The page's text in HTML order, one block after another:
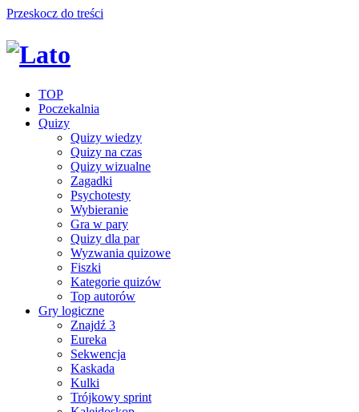
Przeskocz do treści
TOP
Poczekalnia
Quizy
Quizy wiedzy
Quizy na czas
Quizy wizualne
Zagadki
Psychotesty
Wybieranie
Gra w pary
Quizy dla par
Wyzwania quizowe
Fiszki
Kategorie quizów
Top autorów
Gry logiczne
Znajdź 3
Eureka
Sekwencja
Kaskada
Kulki
Trójkowy sprint